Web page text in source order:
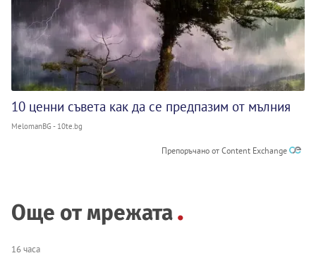
10 ценни съвета как да се предпазим от мълния
MelomanBG - 10te.bg
Препоръчано от Content Exchange
Още от мрежата
16 часа